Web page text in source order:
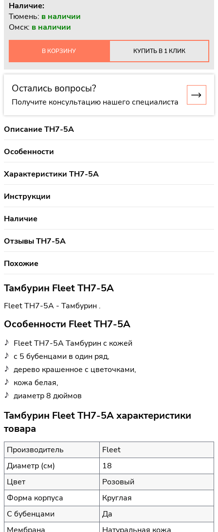
Наличие:
Тюмень: в наличии
Омск: в наличии
В КОРЗИНУ КУПИТЬ В 1 КЛИК
Остались вопросы?
Получите консультацию нашего специалиста
Описание TH7-5A
Особенности
Характеристики TH7-5A
Инструкции
Наличие
Отзывы TH7-5A
Похожие
Тамбурин Fleet TH7-5A
Fleet TH7-5A - Тамбурин .
Особенности Fleet TH7-5A
Fleet TH7-5A Тамбурин с кожей
с 5 бубенцами в один ряд,
дерево крашенное с цветочками,
кожа белая,
диаметр 8 дюймов
Тамбурин Fleet TH7-5A характеристики
товара
Производитель
Fleet
Диаметр (см)
18
Цвет
Розовый
Форма корпуса
Круглая
С бубенцами
Да
Мембрана
Натуральная кожа